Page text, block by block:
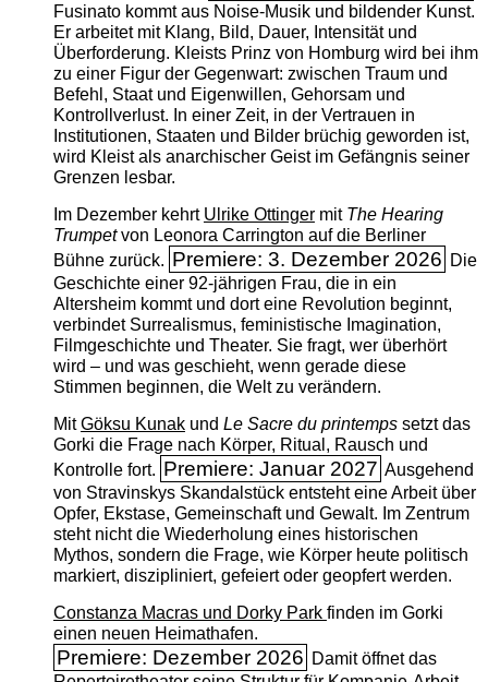
Fusinato kommt aus Noise-Musik und bildender Kunst.
Er arbeitet mit Klang, Bild, Dauer, Intensität und
Überforderung. Kleists Prinz von Homburg wird bei ihm
zu einer Figur der Gegenwart: zwischen Traum und
Befehl, Staat und Eigenwillen, Gehorsam und
Kontrollverlust. In einer Zeit, in der Vertrauen in
Institutionen, Staaten und Bilder brüchig geworden ist,
wird Kleist als anarchischer Geist im Gefängnis seiner
Grenzen lesbar.
Im Dezember kehrt Ulrike Ottingermit The ­Hearing
Trumpetvon Leonora Carrington auf die Berliner
Bühne zurück. Premiere: 3. Dezember 2026 Die
Geschichte einer 92-jährigen Frau, die in ein
Altersheim kommt und dort eine Revolution beginnt,
verbindet Surrealismus, feministische Imagination,
Filmgeschichte und Theater. Sie fragt, wer überhört
wird – und was geschieht, wenn gerade diese
Stimmen beginnen, die Welt zu verändern.
MitGöksu Kunakund Le Sacre du printempssetzt das
Gorki die Frage nach Körper, Ritual, Rausch und
Kontrolle fort. Premiere: Januar 2027 Ausgehend
von Stravinskys Skandalstück entsteht eine Arbeit über
Opfer, Ekstase, Gemeinschaft und Gewalt. Im Zentrum
steht nicht die Wiederholung eines historischen
Mythos, sondern die Frage, wie Körper heute politisch
markiert, diszipliniert, gefeiert oder geopfert werden.
Constanza Macras und Dorky Park finden im Gorki
einen neuen Heimathafen.
Premiere: Dezember 2026 Damit öffnet das